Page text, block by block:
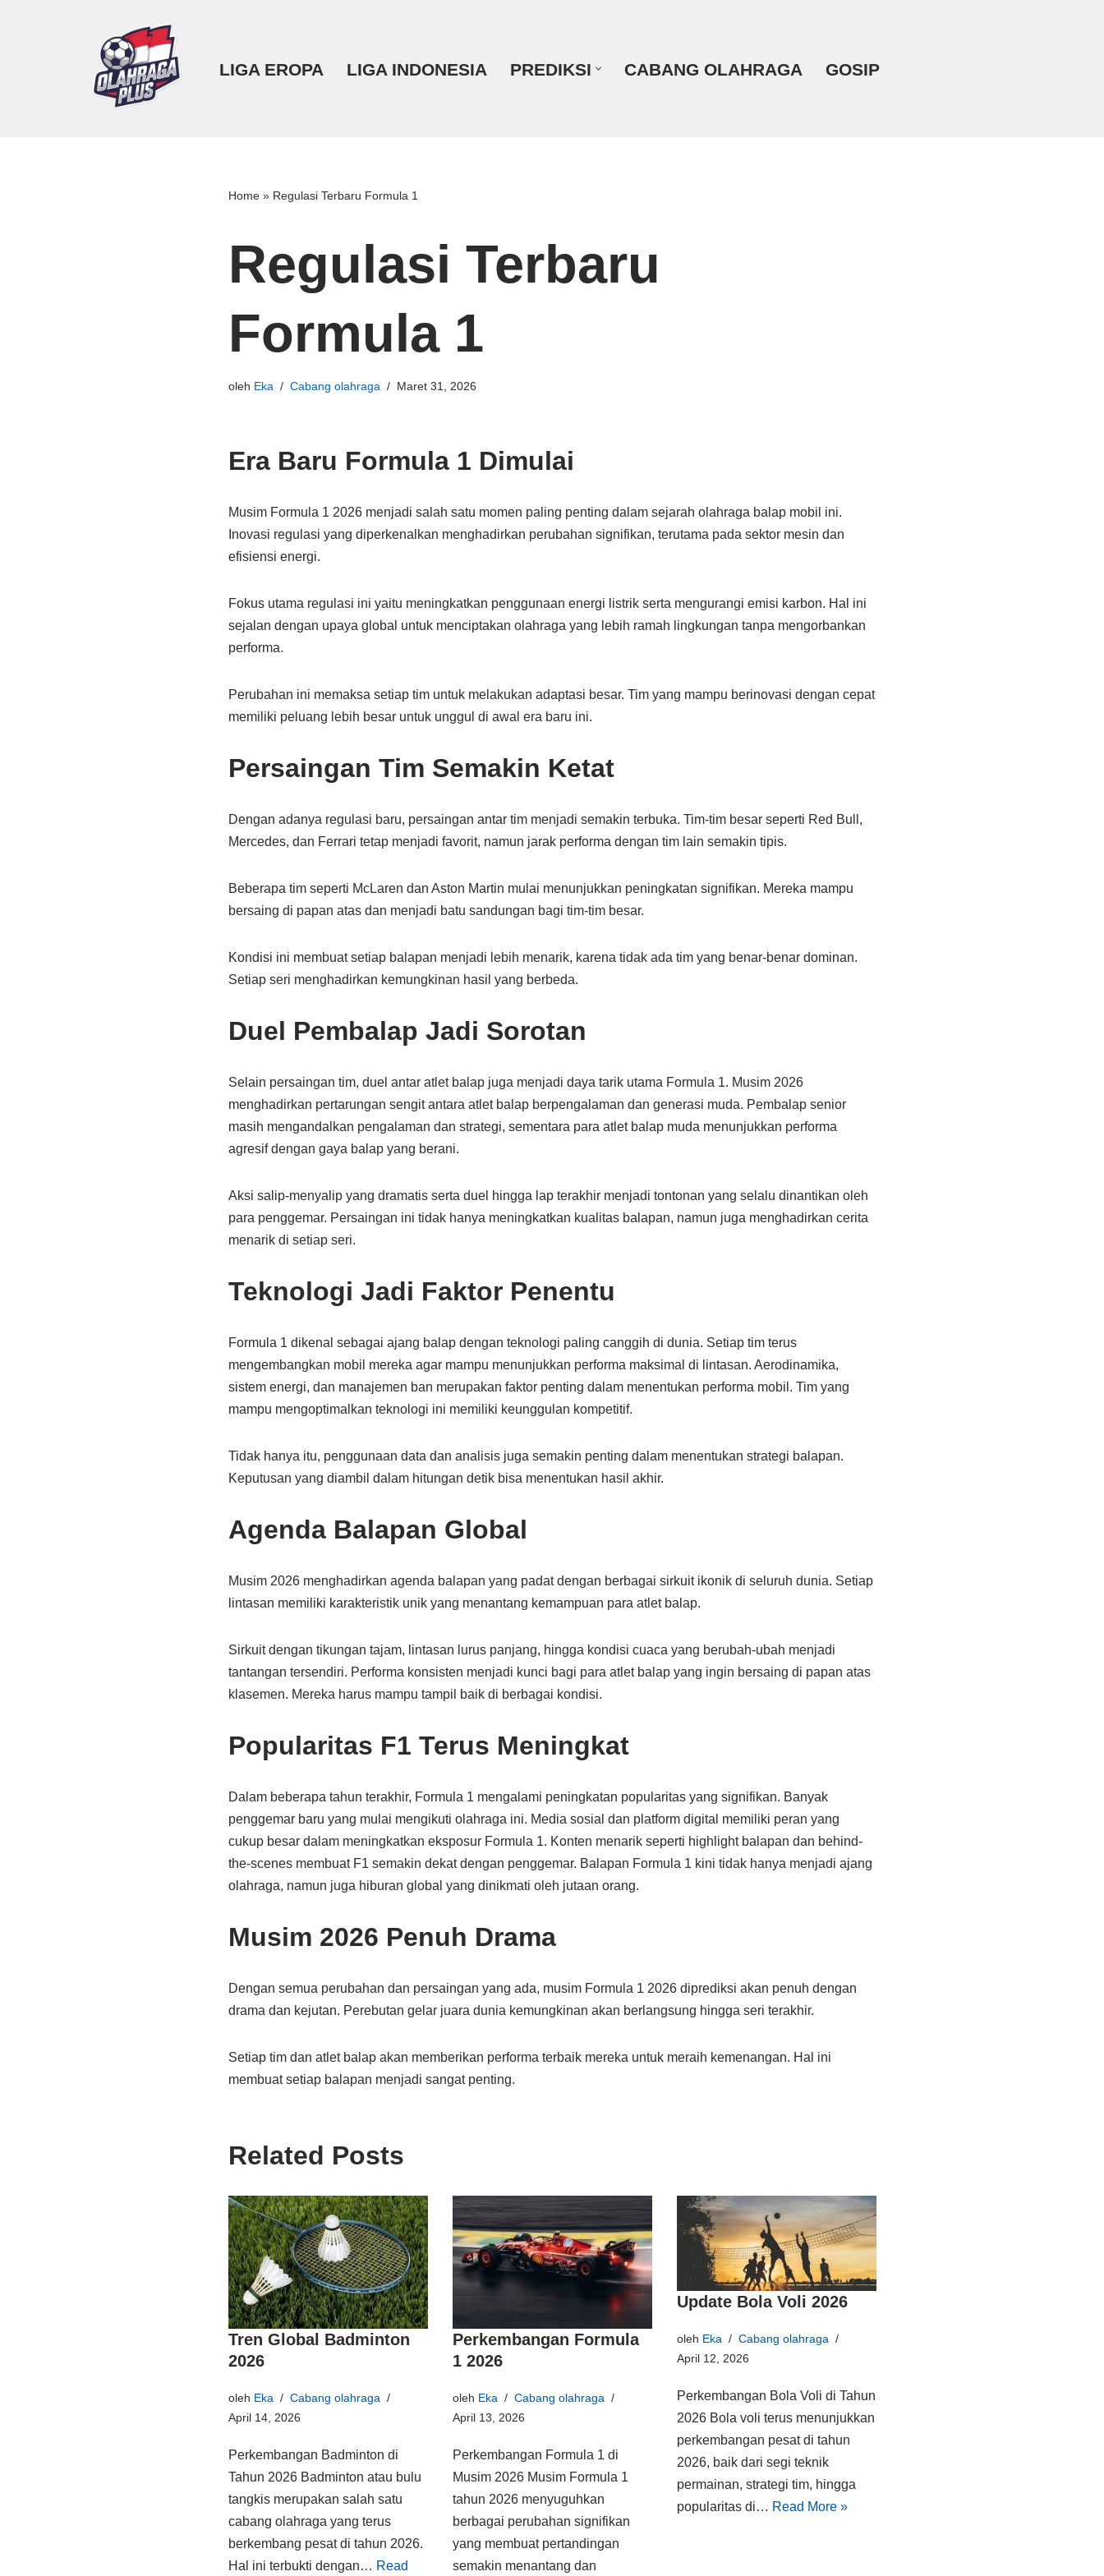
LIGA EROPA LIGA INDONESIA PREDIKSI CABANG OLAHRAGA GOSIP
Home» Regulasi Terbaru Formula 1
Regulasi Terbaru
Formula 1
oleh Eka Cabang olahraga Maret 31, 2026
Era Baru Formula 1 Dimulai
Musim Formula 1 2026 menjadi salah satu momen paling penting dalam sejarah olahraga balap mobil ini.
Inovasi regulasi yang diperkenalkan menghadirkan perubahan signifikan, terutama pada sektor mesin dan
efisiensi energi.
Fokus utama regulasi ini yaitu meningkatkan penggunaan energi listrik serta mengurangi emisi karbon. Hal ini
sejalan dengan upaya global untuk menciptakan olahraga yang lebih ramah lingkungan tanpa mengorbankan
performa.
Perubahan ini memaksa setiap tim untuk melakukan adaptasi besar. Tim yang mampu berinovasi dengan cepat
memiliki peluang lebih besar untuk unggul di awal era baru ini.
Persaingan Tim Semakin Ketat
Dengan adanya regulasi baru, persaingan antar tim menjadi semakin terbuka. Tim-tim besar seperti Red Bull,
Mercedes, dan Ferrari tetap menjadi favorit, namun jarak performa dengan tim lain semakin tipis.
Beberapa tim seperti McLaren dan Aston Martin mulai menunjukkan peningkatan signifikan. Mereka mampu
bersaing di papan atas dan menjadi batu sandungan bagi tim-tim besar.
Kondisi ini membuat setiap balapan menjadi lebih menarik, karena tidak ada tim yang benar-benar dominan.
Setiap seri menghadirkan kemungkinan hasil yang berbeda.
Duel Pembalap Jadi Sorotan
Selain persaingan tim, duel antar atlet balap juga menjadi daya tarik utama Formula 1. Musim 2026
menghadirkan pertarungan sengit antara atlet balap berpengalaman dan generasi muda. Pembalap senior
masih mengandalkan pengalaman dan strategi, sementara para atlet balap muda menunjukkan performa
agresif dengan gaya balap yang berani.
Aksi salip-menyalip yang dramatis serta duel hingga lap terakhir menjadi tontonan yang selalu dinantikan oleh
para penggemar. Persaingan ini tidak hanya meningkatkan kualitas balapan, namun juga menghadirkan cerita
menarik di setiap seri.
Teknologi Jadi Faktor Penentu
Formula 1 dikenal sebagai ajang balap dengan teknologi paling canggih di dunia. Setiap tim terus
mengembangkan mobil mereka agar mampu menunjukkan performa maksimal di lintasan. Aerodinamika,
sistem energi, dan manajemen ban merupakan faktor penting dalam menentukan performa mobil. Tim yang
mampu mengoptimalkan teknologi ini memiliki keunggulan kompetitif.
Tidak hanya itu, penggunaan data dan analisis juga semakin penting dalam menentukan strategi balapan.
Keputusan yang diambil dalam hitungan detik bisa menentukan hasil akhir.
Agenda Balapan Global
Musim 2026 menghadirkan agenda balapan yang padat dengan berbagai sirkuit ikonik di seluruh dunia. Setiap
lintasan memiliki karakteristik unik yang menantang kemampuan para atlet balap.
Sirkuit dengan tikungan tajam, lintasan lurus panjang, hingga kondisi cuaca yang berubah-ubah menjadi
tantangan tersendiri. Performa konsisten menjadi kunci bagi para atlet balap yang ingin bersaing di papan atas
klasemen. Mereka harus mampu tampil baik di berbagai kondisi.
Popularitas F1 Terus Meningkat
Dalam beberapa tahun terakhir, Formula 1 mengalami peningkatan popularitas yang signifikan. Banyak
penggemar baru yang mulai mengikuti olahraga ini. Media sosial dan platform digital memiliki peran yang
cukup besar dalam meningkatkan eksposur Formula 1. Konten menarik seperti highlight balapan dan behind-
the-scenes membuat F1 semakin dekat dengan penggemar. Balapan Formula 1 kini tidak hanya menjadi ajang
olahraga, namun juga hiburan global yang dinikmati oleh jutaan orang.
Musim 2026 Penuh Drama
Dengan semua perubahan dan persaingan yang ada, musim Formula 1 2026 diprediksi akan penuh dengan
drama dan kejutan. Perebutan gelar juara dunia kemungkinan akan berlangsung hingga seri terakhir.
Setiap tim dan atlet balap akan memberikan performa terbaik mereka untuk meraih kemenangan. Hal ini
membuat setiap balapan menjadi sangat penting.
Related Posts
Tren Global Badminton
2026
oleh Eka
Cabang olahraga
April 14, 2026
Perkembangan Badminton di
Tahun 2026 Badminton atau bulu
tangkis merupakan salah satu
cabang olahraga yang terus
berkembang pesat di tahun 2026.
Hal ini terbukti dengan… Read
Perkembangan Formula
1 2026
oleh Eka
Cabang olahraga
April 13, 2026
Perkembangan Formula 1 di
Musim 2026 Musim Formula 1
tahun 2026 menyuguhkan
berbagai perubahan signifikan
yang membuat pertandingan
semakin menantang dan
Update Bola Voli 2026
oleh Eka
Cabang olahraga
April 12, 2026
Perkembangan Bola Voli di Tahun
2026 Bola voli terus menunjukkan
perkembangan pesat di tahun
2026, baik dari segi teknik
permainan, strategi tim, hingga
popularitas di… Read More »